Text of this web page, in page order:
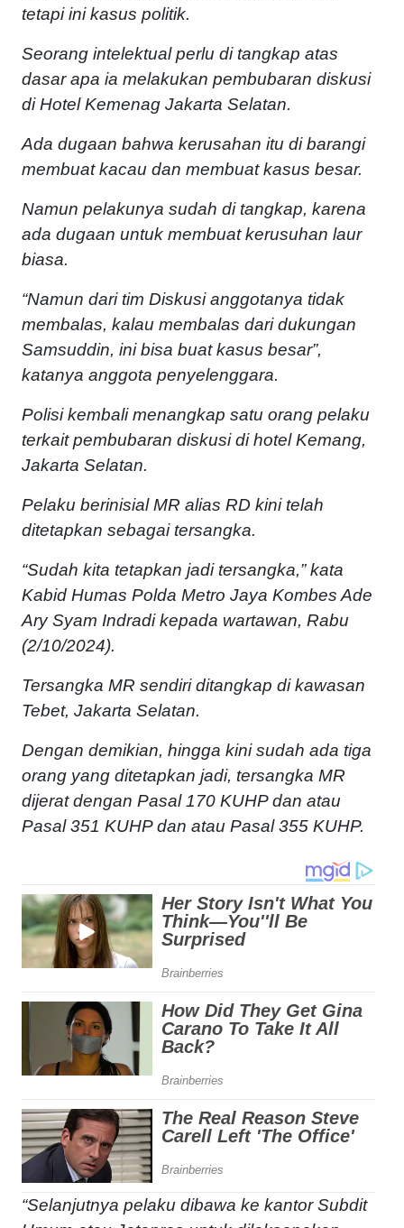
tetapi ini kasus politik.
Seorang intelektual perlu di tangkap atas
dasar apa ia melakukan pembubaran diskusi
di Hotel Kemenag Jakarta Selatan.
Ada dugaan bahwa kerusahan itu di barangi
membuat kacau dan membuat kasus besar.
Namun pelakunya sudah di tangkap, karena
ada dugaan untuk membuat kerusuhan laur
biasa.
“Namun dari tim Diskusi anggotanya tidak
membalas, kalau membalas dari dukungan
Samsuddin, ini bisa buat kasus besar”,
katanya anggota penyelenggara.
Polisi kembali menangkap satu orang pelaku
terkait pembubaran diskusi di hotel Kemang,
Jakarta Selatan.
Pelaku berinisial MR alias RD kini telah
ditetapkan sebagai tersangka.
“Sudah kita tetapkan jadi tersangka,” kata
Kabid Humas Polda Metro Jaya Kombes Ade
Ary Syam Indradi kepada wartawan, Rabu
(2/10/2024).
Tersangka MR sendiri ditangkap di kawasan
Tebet, Jakarta Selatan.
Dengan demikian, hingga kini sudah ada tiga
orang yang ditetapkan jadi, tersangka MR
dijerat dengan Pasal 170 KUHP dan atau
Pasal 351 KUHP dan atau Pasal 355 KUHP.
“Selanjutnya pelaku dibawa ke kantor Subdit